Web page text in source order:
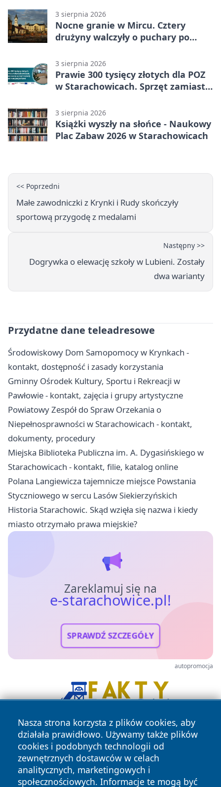
3 sierpnia 2026
Nocne granie w Mircu. Cztery
drużyny walczyły o puchary po
3 sierpnia 2026
Prawie 300 tysięcy złotych dla POZ
w Starachowicach. Sprzęt zamiast
3 sierpnia 2026
Książki wyszły na słońce - Naukowy
Plac Zabaw 2026 w Starachowicach
<< Poprzedni
Małe zawodniczki z Krynki i Rudy skończyły
sportową przygodę z medalami
Następny >>
Dogrywka o elewację szkoły w Lubieni. Zostały
dwa warianty
Przydatne dane teleadresowe
Środowiskowy Dom Samopomocy w Krynkach -
kontakt, dostępność i zasady korzystania
Gminny Ośrodek Kultury, Sportu i Rekreacji w
Pawłowie - kontakt, zajęcia i grupy artystyczne
Powiatowy Zespół do Spraw Orzekania o
Niepełnosprawności w Starachowicach - kontakt,
dokumenty, procedury
Miejska Biblioteka Publiczna im. A. Dygasińskiego w
Starachowicach - kontakt, filie, katalog online
Polana Langiewicza tajemnicze miejsce Powstania
Styczniowego w sercu Lasów Siekierzyńskich
Historia Starachowic. Skąd wzięła się nazwa i kiedy
miasto otrzymało prawa miejskie?
Zareklamuj się na
e-starachowice.pl!
SPRAWDŹ SZCZEGÓŁY
autopromocja
Nasza strona korzysta z plików cookies, aby
działała prawidłowo. Używamy także plików
cookies i podobnych technologii od
zewnętrznych dostawców w celach
analitycznych, marketingowych i
społecznościowych. Informacje te mogą być